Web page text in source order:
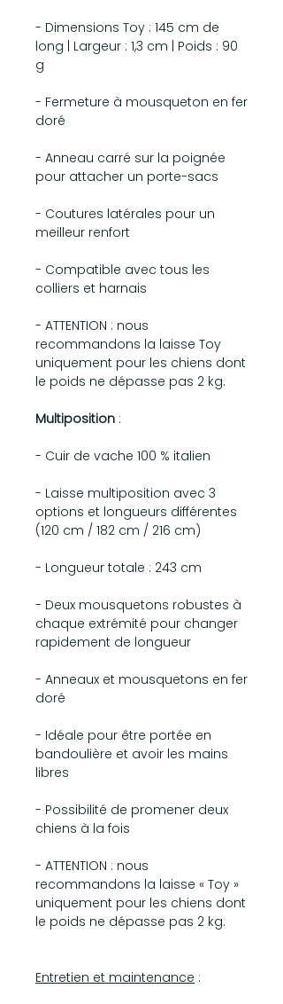
- Dimensions Toy : 145 cm de
long | Largeur : 1,3 cm | Poids : 90
g
- Fermeture à mousqueton en fer
doré
- Anneau carré sur la poignée
pour attacher un porte-sacs
- Coutures latérales pour un
meilleur renfort
- Compatible avec tous les
colliers et harnais
- ATTENTION : nous
recommandons la laisse Toy
uniquement pour les chiens dont
le poids ne dépasse pas 2 kg.
Multiposition :
- Cuir de vache 100 % italien
- Laisse multiposition avec 3
options et longueurs différentes
(120 cm / 182 cm / 216 cm)
- Longueur totale : 243 cm
- Deux mousquetons robustes à
chaque extrémité pour changer
rapidement de longueur
- Anneaux et mousquetons en fer
doré
- Idéale pour être portée en
bandoulière et avoir les mains
libres
- Possibilité de promener deux
chiens à la fois
- ATTENTION : nous
recommandons la laisse « Toy »
uniquement pour les chiens dont
le poids ne dépasse pas 2 kg.
Entretien et maintenance :